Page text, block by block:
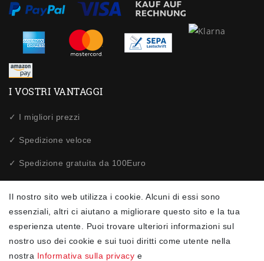
I VOSTRI VANTAGGI
✓ I migliori prezzi
✓ Spedizione veloce
✓ Spedizione gratuita da 100Euro
✓ Protezione dei dati
Il nostro sito web utilizza i cookie. Alcuni di essi sono
essenziali, altri ci aiutano a migliorare questo sito e la tua
esperienza utente. Puoi trovare ulteriori informazioni sul
nostro uso dei cookie e sui tuoi diritti come utente nella
nostra Informativa sulla privacy e
NEWSLETTER